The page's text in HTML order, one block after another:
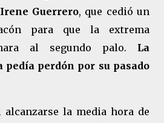
Irene Guerrero, que cedió un
para que la extrema
al segundo palo. La
pedía perdón por su pasado
alcanzarse la media hora de